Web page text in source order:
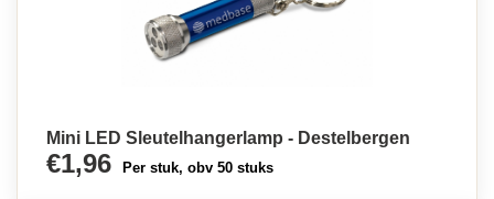
Mini LED Sleutelhangerlamp - Destelbergen
€1,96 Per stuk, obv 50 stuks